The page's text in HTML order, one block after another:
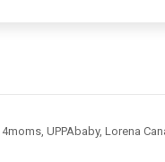
UPPAbaby, Lorena